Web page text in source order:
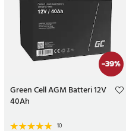
-39%
Green Cell AGM Batteri 12V
40Ah
10